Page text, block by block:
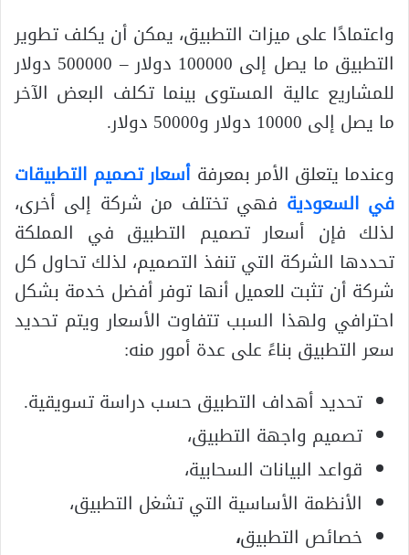
واعتمادًا على ميزات التطبيق، يمكن أن يكلف تطوير
التطبيق ما يصل إلى 100000 دولار – 500000 دولار
للمشاريع عالية المستوى بينما تكلف البعض الآخر
ما يصل إلى 10000 دولار و50000 دولار.
وعندما يتعلق الأمر بمعرفة أسعار تصميم التطبيقات
في السعودية فهي تختلف من شركة إلى أخرى،
لذلك فإن أسعار تصميم التطبيق في المملكة
تحددها الشركة التي تنفذ التصميم، لذلك تحاول كل
شركة أن تثبت للعميل أنها توفر أفضل خدمة بشكل
احترافي ولهذا السبب تتفاوت الأسعار ويتم تحديد
سعر التطبيق بناءً على عدة أمور منه:
تحديد أهداف التطبيق حسب دراسة تسويقية.
تصميم واجهة التطبيق،
قواعد البيانات السحابية،
الأنظمة الأساسية التي تشغل التطبيق،
خصائص التطبيق،